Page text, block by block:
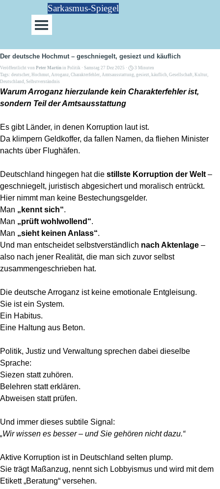
Direkt zum SeiteninhaltSarkasmus-Spiegel
Menü überspringen
Der deutsche Hochmut – geschniegelt, gesiezt und käuflich
Veröffentlicht von Peter Martin in Politik · Samstag 27 Dez 2025 ·
3 Minuten
Tags: deutscher, Hochmut, Arroganz, Charakterfehler, Amtsausstattung, gesiezt, käuflich, Gesellschaft, Kultur,
Deutschland , Selbstverständnis
Warum Arroganz hierzulande kein Charakterfehler ist,
sondern Teil der Amtsausstattung
Es gibt Länder, in denen Korruption laut ist.
Da klimpern Geldkoffer, da fallen Namen, da fliehen Minister
nachts über Flughäfen.
Deutschland hingegen hat die stillste Korruption der Welt –
geschniegelt, juristisch abgesichert und moralisch entrückt.
Hier nimmt man keine Bestechungsgelder.
Man „kennt sich“.
Man „prüft wohlwollend“.
Man „sieht keinen Anlass“.
Und man entscheidet selbstverständlich nach Aktenlage –
also nach jener Realität, die man sich zuvor selbst
zusammengeschrieben hat.
Die deutsche Arroganz ist keine emotionale Entgleisung.
Sie ist ein System.
Ein Habitus.
Eine Haltung aus Beton.
Politik, Justiz und Verwaltung sprechen dabei dieselbe
Sprache:
Siezen statt zuhören.
Belehren statt erklären.
Abweisen statt prüfen.
Und immer dieses subtile Signal:
„Wir wissen es besser – und Sie gehören nicht dazu.“
Aktive Korruption ist in Deutschland selten plump.
Sie trägt Maßanzug, nennt sich Lobbyismus und wird mit dem
Etikett „Beratung“ versehen.